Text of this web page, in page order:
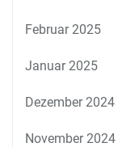
Februar 2025
Januar 2025
Dezember 2024
November 2024